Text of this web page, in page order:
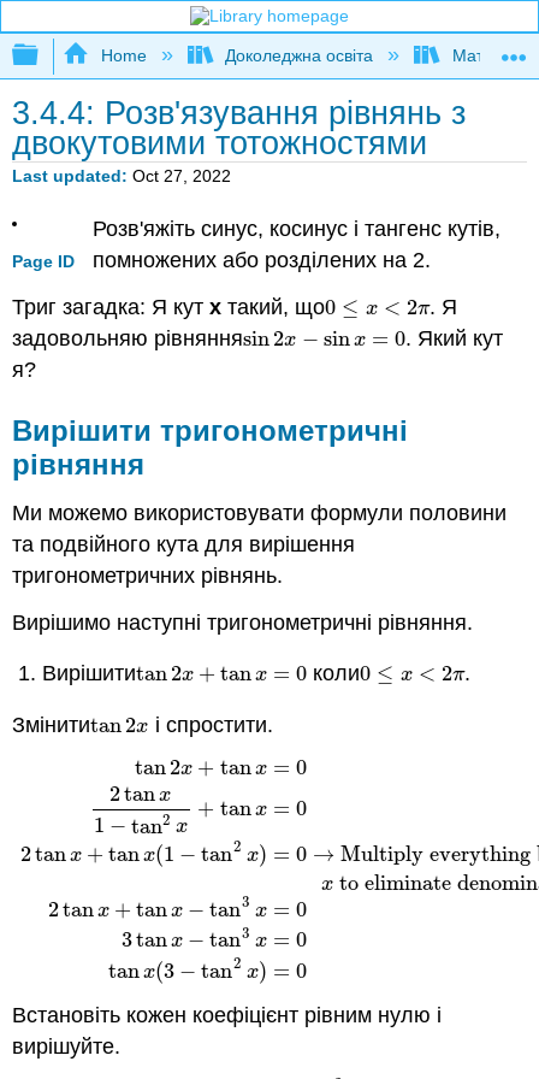
Expand/collapse global hierarchy
Home Доколеджна освіта
3.4.4: Розв'язування рівнянь з
двокутовими тотожностями
Last updated Oct 27, 2022
Page ID
Розв'яжіть синус, косинус і тангенс кутів,
помножених або розділених на 2.
Триг загадка: Я кутх такий, що0 ≤ x < 2π
0 ≤x <2π
. Я
задовольняю рівнянняsin2x − sin x = 0
sin 2x−sinx=0
. Який кут
я?
Вирішити тригонометричні
рівняння
Ми можемо використовувати формули половини
та подвійного кута для вирішення
тригонометричних рівнянь.
Вирішимо наступні тригонометричні рівняння.
Вирішитиtan2x + tanx = 0
tan2x+tanx=0 коли0 ≤ x < 2π
0 ≤x <2π .
Змінитиtan2x
tan2x і спростити.
tan2x + tan x
2tan x
1 − tan2 x
+ tan x
2tanx + tanx(1 − tan2 x)
2tanx + tanx − tan3 x
3tanx − tan3 x
tanx(3 − tan2 x)
= 0
= 0
= 0 → Multiply
x to eliminate
= 0
= 0
= 0
tan2x+tan x=02 tan 1−tan2 tan x =02tanx+ tan x(1 −tan2
Встановіть кожен коефіцієнт рівним нулю і
вирішуйте.